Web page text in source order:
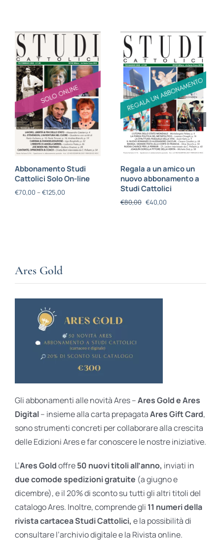
Abbonamento Studi
Cattolici Solo On-line
€70,00 – €125,00
Regala a un amico un
nuovo abbonamento a
Studi Cattolici
€80,00 €40,00
Ares Gold
Gli abbonamenti alle novità Ares –Ares Gold e Ares
Digital– insieme alla carta prepagataAres Gift Card,
sono strumenti concreti per collaborare alla crescita
delle Edizioni Ares e far conoscere le nostre iniziative.
L’Ares Goldoffre50 nuovi titoli all’anno, inviati in
due comode spedizioni gratuite (a giugno e
dicembre), e il 20% di sconto su tutti gli altri titoli del
catalogo Ares. Inoltre, comprende gli 11 numeri della
rivista cartacea Studi Cattolici, e la possibilità di
consultare l’archivio digitale e la Rivista online.